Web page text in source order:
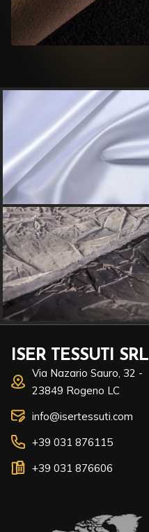
ISER TESSUTI SRL
Via Nazario Sauro, 32 -
23849 Rogeno LC
info@isertessuti.com
+39 031 876115
+39 031 876606